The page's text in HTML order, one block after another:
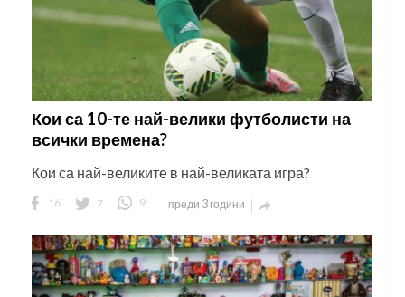
Кои са 10-те най-велики футболисти на
всички времена?
Кои са най-великите в най-великата игра?
16 7 9 преди 3 години 